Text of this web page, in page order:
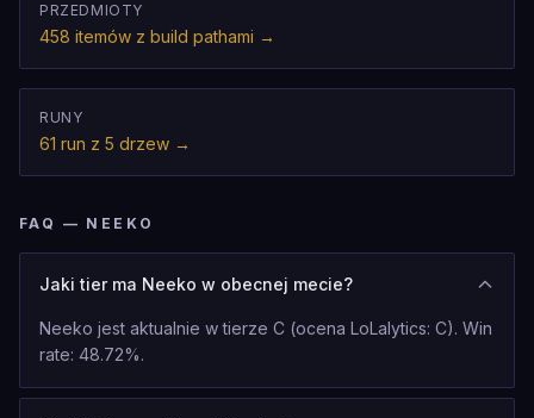
PRZEDMIOTY
458 itemów z build pathami →
RUNY
61 run z 5 drzew →
FAQ — NEEKO
Jaki tier ma Neeko w obecnej mecie?
Neeko jest aktualnie w tierze C (ocena LoLalytics: C). Win
rate: 48.72%.